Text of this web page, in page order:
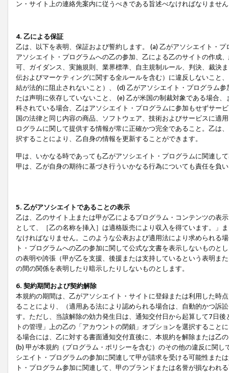
ン・サイト上の連絡先案内に従うべきである旨述べなければなりませ
4. 乙による保証
乙は、以下を表明、保証および誓約します。 (a) 乙がアソシエイト・
アソシエイト・プログラムへの乙の参加、乙による乙のサイトの作成
可、ガイダンス、実施規則、業界標準、自主規制ルール、判決、裁決
伝およびマーケティングに関する全ルールを含む）に違反しないこと
結が法的に阻止されないこと）、 (d) 乙がアソシエイト・プログラム
たは声明に依存していないこと、 (e) 乙が米国の制裁対象である場合
科されている場合、乙はアソシエイト・プログラムに参加もせずサー
国の法律と同じ内容の商品、ソフトウェア、技術およびサービスに適
ログラムに関して提供する情報が常に正確かつ完全であること。乙は
択することにより、乙自身の情報を更新することができます。
甲は、いかなる時であっても乙がアソシエイト・プログラムに関連し
甲は、乙が自身の期待に基づき行ういかなる行為についても責任を負
5. 乙がアソシエイトであることの表示
乙は、乙のサイト上または甲が乙によるプログラム・コンテンツの表
として、［乙の名称を挿入］は適格販売により収入を得ています。」
なければなりません。このような公表および適用法により求められる
ト・プログラムへの乙の参加に関して公式な文書を表示しないもの
の表明や誇張（甲が乙を支援、後援または支持しているという表明ま
の間の関係を表明したり暗示したりしないものとします。
6. 契約期間および契約解除
本規約の期間は、乙がアソシエイト・サイトに登録または利用した時
ることにより、（適用ある法により認められる場合は、自動的かつ訴
す。ただし、当該解除の効力発生日は、通知交付日から起算して7日
トの管理」上の乙の「アカウントの閉鎖」オプションを選択するこ
る場合には、乙に対する書面通知交付直後に、本規約を解除または乙
(b) 甲が本規約（プログラム・ポリシーを含む）のその他の違反に関
シエイト・プログラムの参加に関連して甲が請求を受ける可能性また
ト・プログラム参加に関連して、甲のブランドまたは名誉が損なわれ